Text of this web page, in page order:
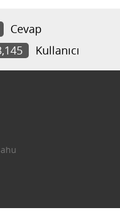
Cevap
Kullanıcı